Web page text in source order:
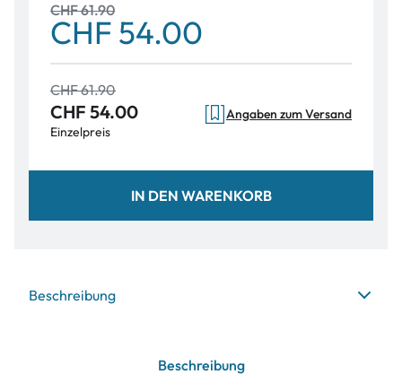
CHF 61.90
CHF 54.00
CHF 61.90
CHF 54.00
Einzelpreis
Angaben zum Versand
IN DEN WARENKORB
Beschreibung
Beschreibung